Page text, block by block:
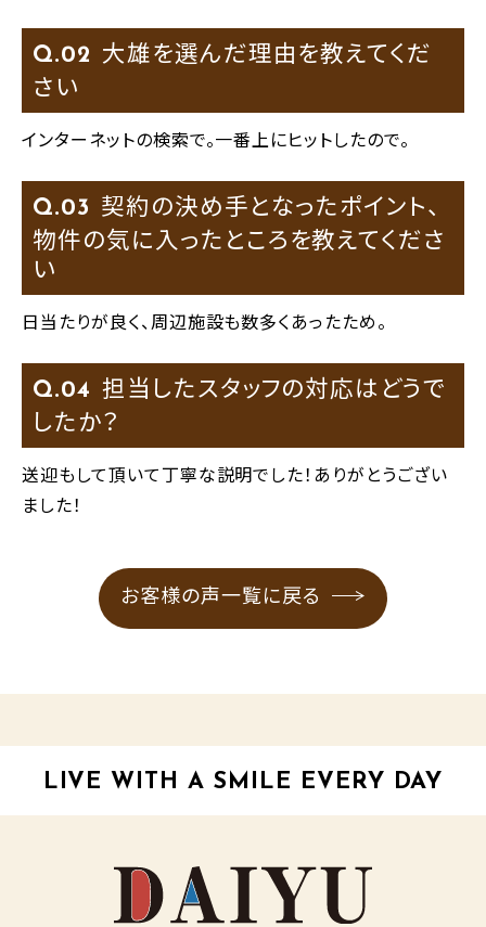
Q.
大雄を選んだ理由を教えてくだ
さい
インターネットの検索で。一番上にヒットしたので。
Q.
契約の決め手となったポイント、
物件の気に入ったところを教えてくださ
い
日当たりが良く、周辺施設も数多くあったため。
Q.
担当したスタッフの対応はどうで
したか？
送迎もして頂いて丁寧な説明でした！ありがとうござい
ました！
お客様の声一覧に戻る
LIVE WITH A SMILE EVERY DAY